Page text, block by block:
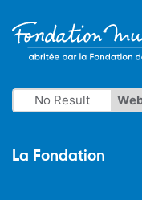
No Result
La Fondation